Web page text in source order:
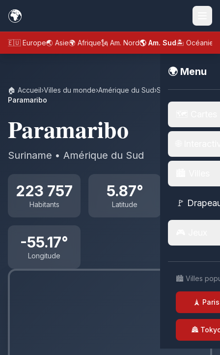
🌍
🇪🇺 Europe🌏 Asie🌍 Afrique🗽 Am. Nord🌎 Am. Sud🏝️ Océanie
🌍 Menu
🚩
🏙️ Villes
🗼 Paris
🏯
🏠 Accueil›Villes du monde›Amérique du Sud›Suriname›
Paramaribo
Paramaribo
Suriname • Amérique du Sud
223 757
Habitants
5.87°
Latitude
-55.17°
Longitude